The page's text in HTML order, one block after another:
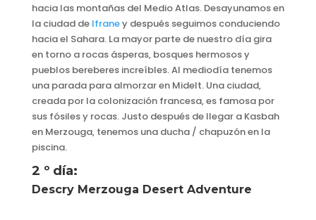
hacia las montañas del Medio Atlas. Desayunamos en
la ciudad deIfraney después seguimos conduciendo
hacia el Sahara. La mayor parte de nuestro día gira
en torno a rocas ásperas, bosques hermosos y
pueblos bereberes increíbles. Al mediodía tenemos
una parada para almorzar en Midelt. Una ciudad,
creada por la colonización francesa, es famosa por
sus fósiles y rocas. Justo después de llegar a Kasbah
en Merzouga, tenemos una ducha / chapuzón en la
piscina.
2 º día:
Descry Merzouga Desert Adventure